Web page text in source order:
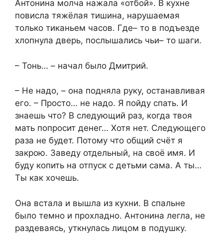
Антонина молча нажала «отбой». В кухне
повисла тяжёлая тишина, нарушаемая
только тиканьем часов. Где– то в подъезде
хлопнула дверь, послышались чьи– то шаги.
– Тонь… – начал было Дмитрий.
– Не надо, – она подняла руку, останавливая
его. – Просто… не надо. Я пойду спать. И
знаешь что? В следующий раз, когда твоя
мать попросит денег… Хотя нет. Следующего
раза не будет. Потому что общий счёт я
закрою. Заведу отдельный, на своё имя. И
буду копить на отпуск с детьми сама. А ты…
Ты как хочешь.
Она встала и вышла из кухни. В спальне
было темно и прохладно. Антонина легла, не
раздеваясь, уткнулась лицом в подушку.